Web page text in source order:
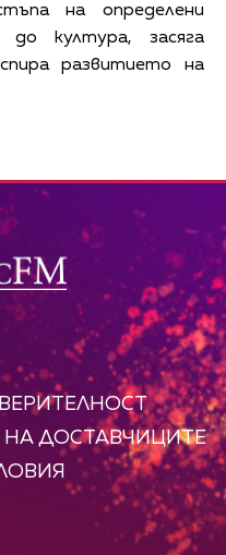
на определени
култура, засяга
развитието на
НА ДОСТАВЧИЦИТЕ